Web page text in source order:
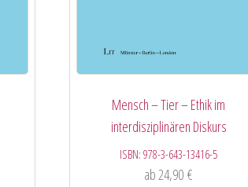
Mensch – Tier – Ethik im
interdisziplinären Diskurs
ISBN:978-3-643-13416-5
ab24,90€